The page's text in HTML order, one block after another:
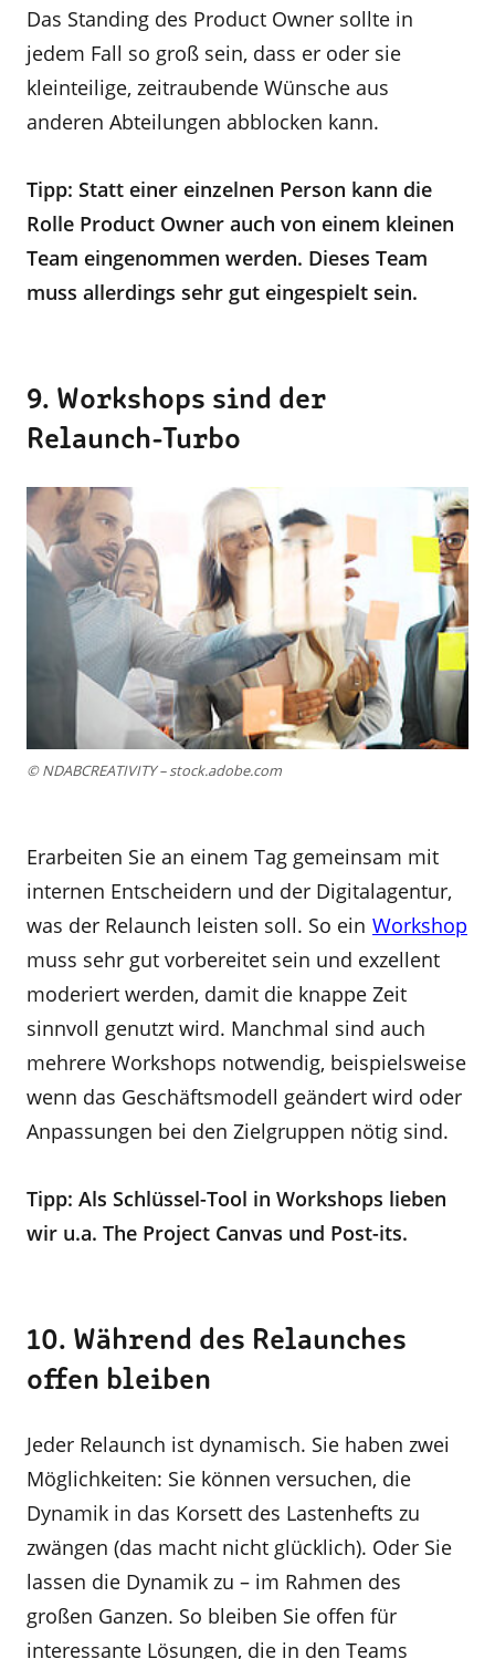
Das Standing des Product Owner sollte in
jedem Fall so groß sein, dass er oder sie
kleinteilige, zeitraubende Wünsche aus
anderen Abteilungen abblocken kann.
Tipp: Statt einer einzelnen Person kann die
Rolle Product Owner auch von einem kleinen
Team eingenommen werden. Dieses Team
muss allerdings sehr gut eingespielt sein.
9. Workshops sind der
Relaunch-Turbo
© NDABCREATIVITY – stock.adobe.com
Erarbeiten Sie an einem Tag gemeinsam mit
internen Entscheidern und der Digitalagentur,
was der Relaunch leisten soll. So ein Workshop
muss sehr gut vorbereitet sein und exzellent
moderiert werden, damit die knappe Zeit
sinnvoll genutzt wird. Manchmal sind auch
mehrere Workshops notwendig, beispielsweise
wenn das Geschäftsmodell geändert wird oder
Anpassungen bei den Zielgruppen nötig sind.
Tipp: Als Schlüssel-Tool in Workshops lieben
wir u.a. The Project Canvas und Post-its.
10. Während des Relaunches
offen bleiben
Jeder Relaunch ist dynamisch. Sie haben zwei
Möglichkeiten: Sie können versuchen, die
Dynamik in das Korsett des Lastenhefts zu
zwängen (das macht nicht glücklich). Oder Sie
lassen die Dynamik zu – im Rahmen des
großen Ganzen. So bleiben Sie offen für
interessante Lösungen, die in den Teams